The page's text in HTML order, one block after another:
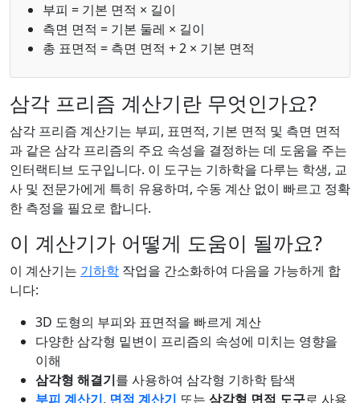
부피 = 기본 면적 × 길이
측면 면적 = 기본 둘레 × 길이
총 표면적 = 측면 면적 + 2 × 기본 면적
삼각 프리즘 계산기란 무엇인가요?
삼각 프리즘 계산기는 부피, 표면적, 기본 면적 및 측면 면적
과 같은 삼각 프리즘의 주요 속성을 결정하는 데 도움을 주는
인터랙티브 도구입니다. 이 도구는 기하학을 다루는 학생, 교
사 및 전문가에게 특히 유용하며, 수동 계산 없이 빠르고 정확
한 측정을 필요로 합니다.
이 계산기가 어떻게 도움이 될까요?
이 계산기는 기하학 작업을 간소화하여 다음을 가능하게 합
니다:
3D 도형의 부피와 표면적을 빠르게 계산
다양한 삼각형 밑변이 프리즘의 속성에 미치는 영향을
이해
삼각형 해결기를 사용하여 삼각형 기하학 탐색
부피 계산기, 면적 계산기 또는 삼각형 면적 도구로 사용